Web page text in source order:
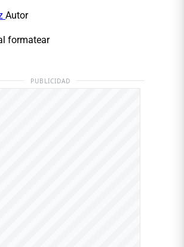
Autor
formatear
PUBLICIDAD